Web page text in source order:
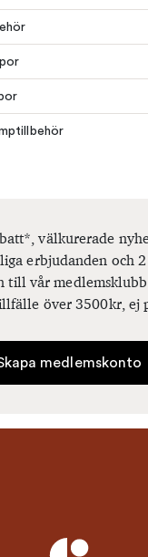
välkurerade
erbjudanden och
till vår medlemsklubb
över 3500kr, ej
medlemskonto